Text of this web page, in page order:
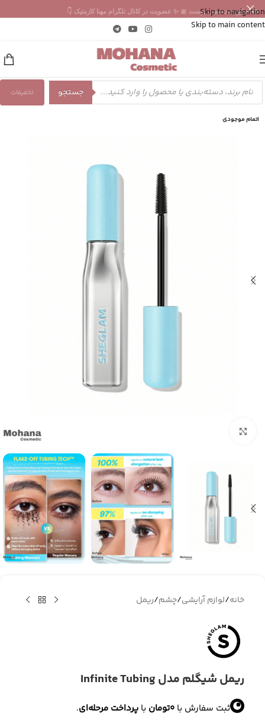
Skip to navigation
Skip to main content
✨ مشاوره تخصصی پوست 🎀 ✨ عضویت در کانال تلگرام مهنا کازمتیک 👇
جستجو تخفیفات
اتمام موجودی
خانه/لوازم آرایشی/چشم/ریمل
ریمل شیگلم مدل Infinite Tubing
ثبت سفارش با 0تومان با پرداخت مرحله‌ای.